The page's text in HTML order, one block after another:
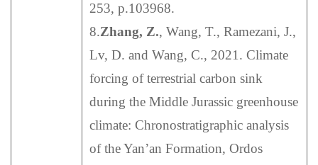
253, p.103968.
8.Zhang, Z., Wang, T., Ramezani, J.,
Lv, D. and Wang, C., 2021. Climate
forcing of terrestrial carbon sink
during the Middle Jurassic greenhouse
climate: Chronostratigraphic analysis
of the Yan’an Formation, Ordos